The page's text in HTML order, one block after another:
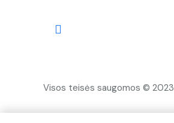
Visos teisės saugomos © 2023